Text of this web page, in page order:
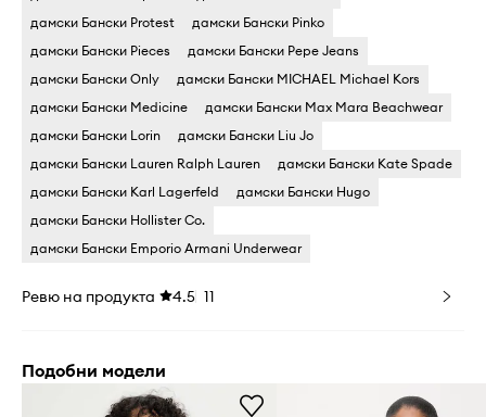
дамски Бански Protest
дамски Бански Pinko
дамски Бански Pieces
дамски Бански Pepe Jeans
дамски Бански Only
дамски Бански MICHAEL Michael Kors
дамски Бански Medicine
дамски Бански Max Mara Beachwear
дамски Бански Lorin
дамски Бански Liu Jo
дамски Бански Lauren Ralph Lauren
дамски Бански Kate Spade
дамски Бански Karl Lagerfeld
дамски Бански Hugo
дамски Бански Hollister Co.
дамски Бански Emporio Armani Underwear
Ревю на продукта 4.5 11
Подобни модели